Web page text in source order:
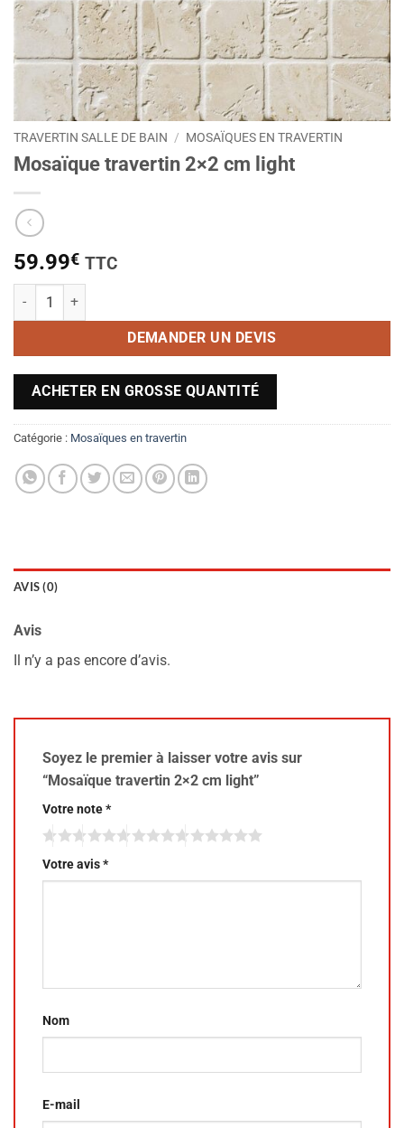
TRAVERTIN SALLE DE BAIN / MOSAÏQUES EN TRAVERTIN
Mosaïque travertin 2×2 cm light
59.99€ TTC
quantité de Mosaïque travertin 2x2 cm light
DEMANDER UN DEVIS
ACHETER EN GROSSE QUANTITÉ
Catégorie : Mosaïques en travertin
AVIS (0)
Avis
Il n’y a pas encore d’avis.
Soyez le premier à laisser votre avis sur
“Mosaïque travertin 2×2 cm light”
Votre note*
Votre avis*
Nom
E-mail